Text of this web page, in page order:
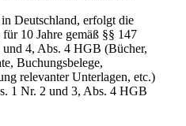
Deutschland, erfolgt die
10 Jahre gemäß §§ 147
4, Abs. 4 HGB (Bücher,
Buchungsbelege,
relevanter Unterlagen, etc.)
1 Nr. 2 und 3, Abs. 4 HGB